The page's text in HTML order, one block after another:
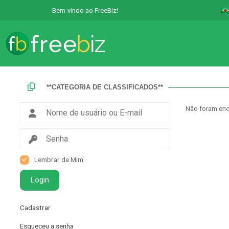
Bem-vindo ao FreeBiz!
**CATEGORIA DE CLASSIFICADOS**
Lembrar de Mim
Login
Cadastrar
Esqueceu a senha
Não foram